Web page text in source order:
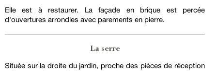
Elle est à restaurer. La façade en brique est percée
d'ouvertures arrondies avec parements en pierre.
La serre
Située sur la droite du jardin, proche des pièces de réception